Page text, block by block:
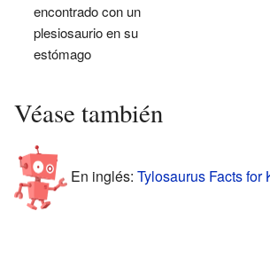
encontrado con un
plesiosaurio en su
estómago
Véase también
En inglés: Tylosaurus Facts for